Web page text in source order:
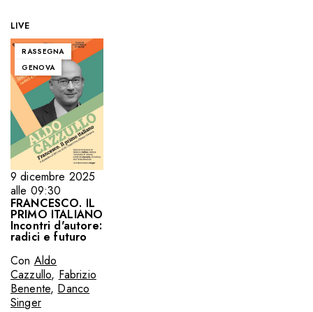
LIVE
9 dicembre 2025
alle 09:30
FRANCESCO. IL
PRIMO ITALIANO
Incontri d'autore:
radici e futuro
RASSEGNA
GENOVA
Con Aldo
Cazzullo, Fabrizio
Benente, Danco
Singer